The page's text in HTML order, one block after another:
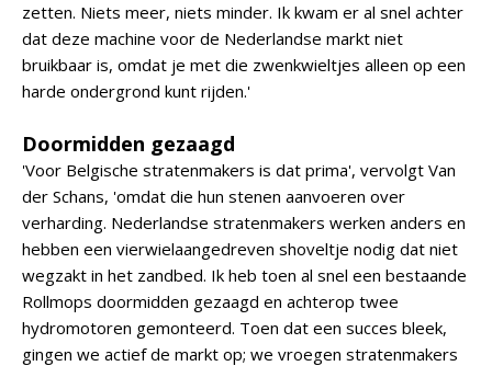
zetten. Niets meer, niets minder. Ik kwam er al snel achter
dat deze machine voor de Nederlandse markt niet
bruikbaar is, omdat je met die zwenkwieltjes alleen op een
harde ondergrond kunt rijden.'
Doormidden gezaagd
'Voor Belgische stratenmakers is dat prima', vervolgt Van
der Schans, 'omdat die hun stenen aanvoeren over
verharding. Nederlandse stratenmakers werken anders en
hebben een vierwielaangedreven shoveltje nodig dat niet
wegzakt in het zandbed. Ik heb toen al snel een bestaande
Rollmops doormidden gezaagd en achterop twee
hydromotoren gemonteerd. Toen dat een succes bleek,
gingen we actief de markt op; we vroegen stratenmakers